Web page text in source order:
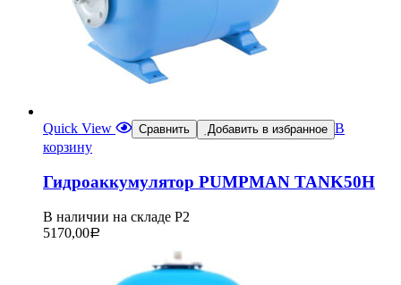
Quick View Сравнить Добавить в избранное В
корзину
Гидроаккумулятор PUMPMAN TANK50H
В наличии на складе Р2
5170,00Р